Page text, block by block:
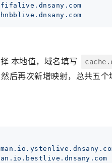
本地值，域名填写
后再次新增映射，总共五